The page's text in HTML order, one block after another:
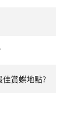
賞蝶地點?